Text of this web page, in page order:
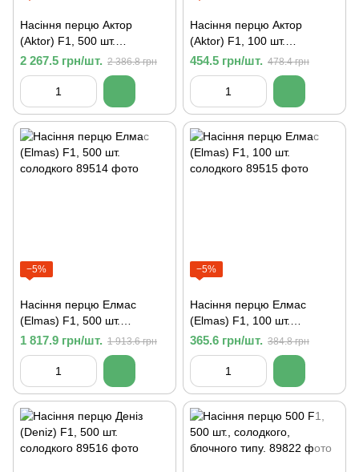
Насіння перцю Актор
(Aktor) F1, 500 шт.
солодкого
2 267.5 грн/шт. 2 386.8 грн
Насіння перцю Актор
(Aktor) F1, 100 шт.
солодкого
454.5 грн/шт. 478.4 грн
−5%
Насіння перцю Елмас
(Elmas) F1, 500 шт.
солодкого
1 817.9 грн/шт. 1 913.6 грн
−5%
Насіння перцю Елмас
(Elmas) F1, 100 шт.
солодкого
365.6 грн/шт. 384.8 грн